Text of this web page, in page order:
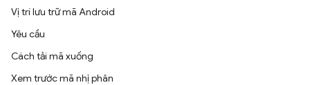
Vị trí lưu trữ mã Android
Yêu cầu
Cách tải mã xuống
Xem trước mã nhị phân